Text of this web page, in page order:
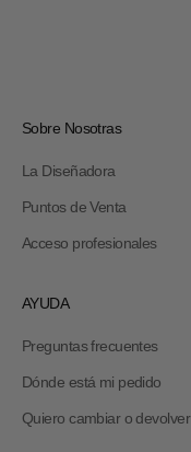
Sobre Nosotras
La Diseñadora
Puntos de Venta
Acceso profesionales
AYUDA
Preguntas frecuentes
Dónde está mi pedido
Quiero cambiar o devolver